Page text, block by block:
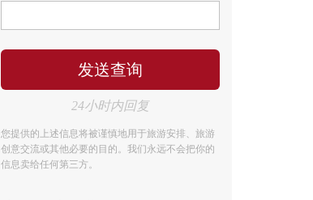
24小时内回复
您提供的上述信息将被谨慎地用于旅游安排、旅游
创意交流或其他必要的目的。我们永远不会把你的
信息卖给任何第三方。